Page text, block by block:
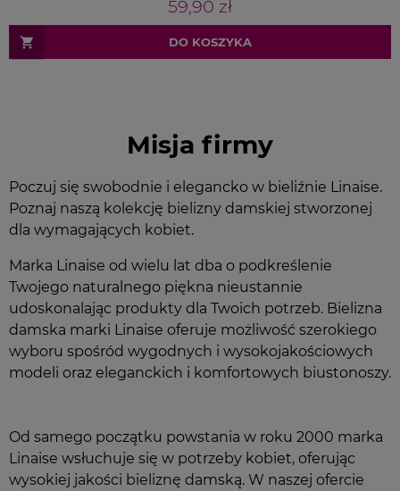
59,90 zł
DO KOSZYKA
Misja firmy
Poczuj się swobodnie i elegancko w bieliźnie Linaise.
Poznaj naszą kolekcję bielizny damskiej stworzonej
dla wymagających kobiet.
Marka Linaise od wielu lat dba o podkreślenie
Twojego naturalnego piękna nieustannie
udoskonalając produkty dla Twoich potrzeb. Bielizna
damska marki Linaise oferuje możliwość szerokiego
wyboru spośród wygodnych i wysokojakościowych
modeli oraz eleganckich i komfortowych biustonoszy.
Od samego początku powstania w roku 2000 marka
Linaise wsłuchuje się w potrzeby kobiet, oferując
wysokiej jakości bieliznę damską. W naszej ofercie